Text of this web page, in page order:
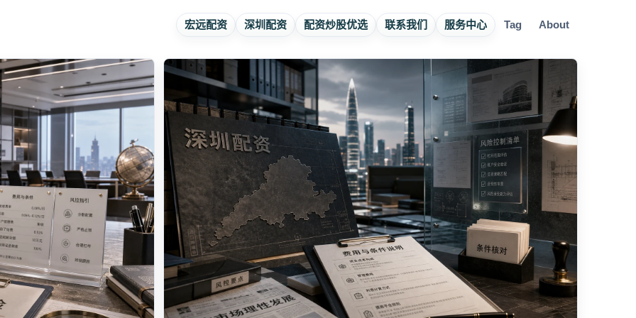
宏远配资 深圳配资 配资炒股优选 联系我们 服务中心 Tag About